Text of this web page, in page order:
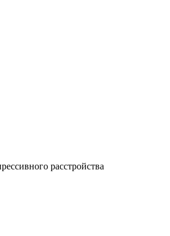
расстройства